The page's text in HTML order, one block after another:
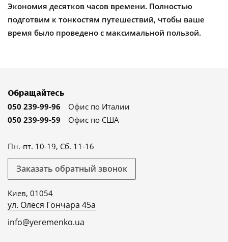
Экономия десятков часов времени. Полностью
подготвим к тонкостям путешествий, чтобы ваше
время было проведено с максимальной пользой.
Обращайтесь
050 239-99-96
Офис по Италии
050 239-99-59
Офис по США
Пн.-пт. 10-19, Сб. 11-16
Заказать обратный звонок
Киев, 01054
ул. Олеся Гончара 45а
info@yeremenko.ua